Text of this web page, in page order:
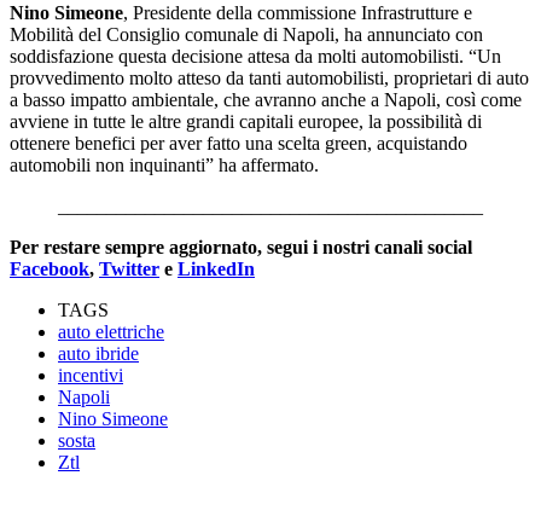
Nino Simeone, Presidente della commissione Infrastrutture e
Mobilità del Consiglio comunale di Napoli, ha annunciato con
soddisfazione questa decisione attesa da molti automobilisti. “Un
provvedimento molto atteso da tanti automobilisti, proprietari di auto
a basso impatto ambientale, che avranno anche a Napoli, così come
avviene in tutte le altre grandi capitali europee, la possibilità di
ottenere benefici per aver fatto una scelta green, acquistando
automobili non inquinanti” ha affermato.
Per restare sempre aggiornato, segui i nostri canali social
Facebook, Twitter e LinkedIn
TAGS
auto elettriche
auto ibride
incentivi
Napoli
Nino Simeone
sosta
Ztl